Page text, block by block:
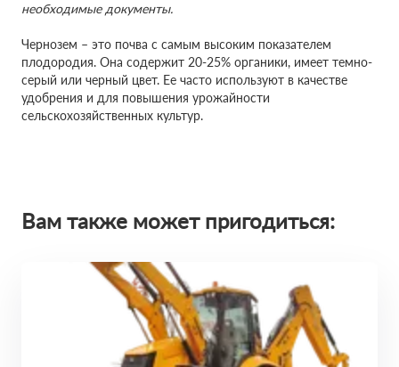
необходимые документы.
Чернозем – это почва с самым высоким показателем
плодородия. Она содержит 20-25% органики, имеет темно-
серый или черный цвет. Ее часто используют в качестве
удобрения и для повышения урожайности
сельскохозяйственных культур.
Вам также может пригодиться: